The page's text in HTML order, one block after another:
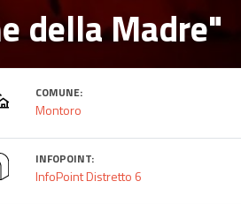
della Madre"
COMUNE:
Montoro
INFOPOINT:
InfoPoint Distretto 6